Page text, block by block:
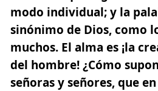
modo individual; y la
sinónimo de Dios, como
muchos. El alma es ¡la
del hombre! ¿Cómo
señoras y señores, que